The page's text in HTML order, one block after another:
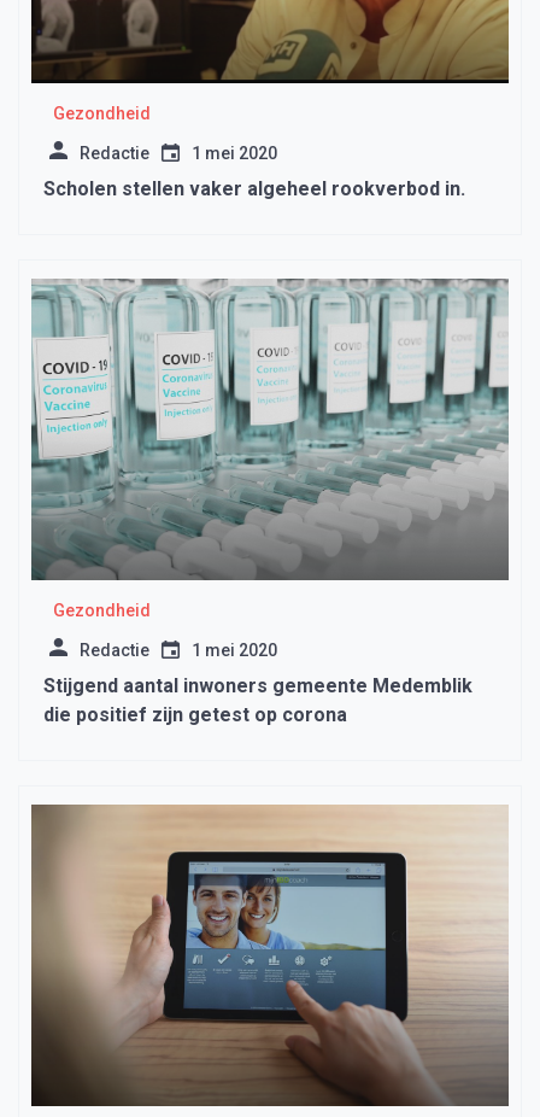
Gezondheid
Redactie 1 mei 2020
Scholen stellen vaker algeheel rookverbod in.
Gezondheid
Redactie 1 mei 2020
Stijgend aantal inwoners gemeente Medemblik
die positief zijn getest op corona